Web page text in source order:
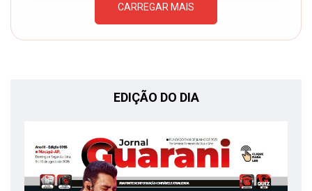
CARREGAR MAIS
EDIÇÃO DO DIA